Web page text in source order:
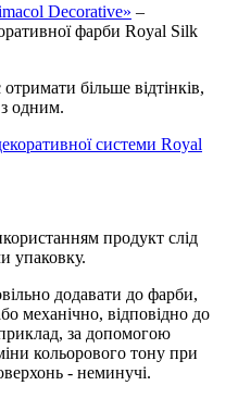
Decorative» –
фарби Royal Silk
більше відтінків,
одним.
системи Royal
продукт слід
упаковку.
додавати до фарби,
механічно, відповідно до
за допомогою
кольорового тону при
- неминучі.